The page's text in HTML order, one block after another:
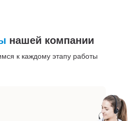
нашей компании
к каждому этапу работы